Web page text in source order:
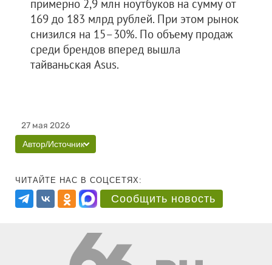
примерно 2,9 млн ноутбуков на сумму от
169 до 183 млрд рублей. При этом рынок
снизился на 15–30%. По объему продаж
среди брендов вперед вышла
тайваньская Asus.
27 мая 2026
Автор/Источник
ЧИТАЙТЕ НАС В СОЦСЕТЯХ:
Сообщить новость